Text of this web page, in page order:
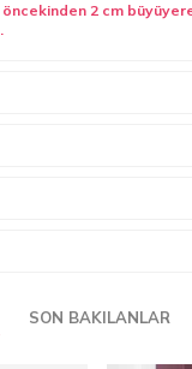
2 cm
SON BAKILANLAR